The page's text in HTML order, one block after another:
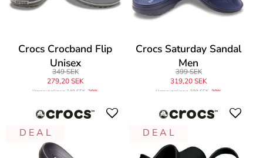
Crocs Crocband Flip
Unisex
349 SEK
279,20 SEK
Ursprungligen349 SEK -20%
Crocs Saturday Sandal
Men
399 SEK
319,20 SEK
Ursprungligen399 SEK -20%
D E A L D E A L